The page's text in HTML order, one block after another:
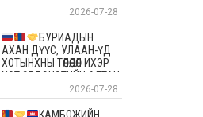
уламжлалт Скандиновын
орнуудын тэмцээндээ
оролцоод ирлээ
2026-07-28
БУРИАДЫН
АХАН ДҮҮС, УЛААН-ҮД
ХОТЫНХНЫ ТӨЛӨӨЛӨЛ ИХЭР
ХОТ ЭРДЭНЭТИЙН АЛТАН
ОЙД БАЯР ХҮРГЭЛЭЭ
2026-07-28